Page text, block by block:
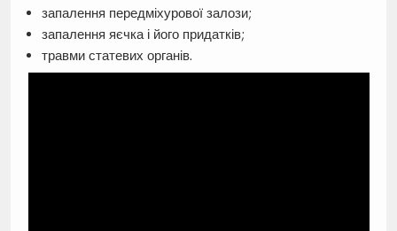
запалення передміхурової залози;
запалення яєчка і його придатків;
травми статевих органів.